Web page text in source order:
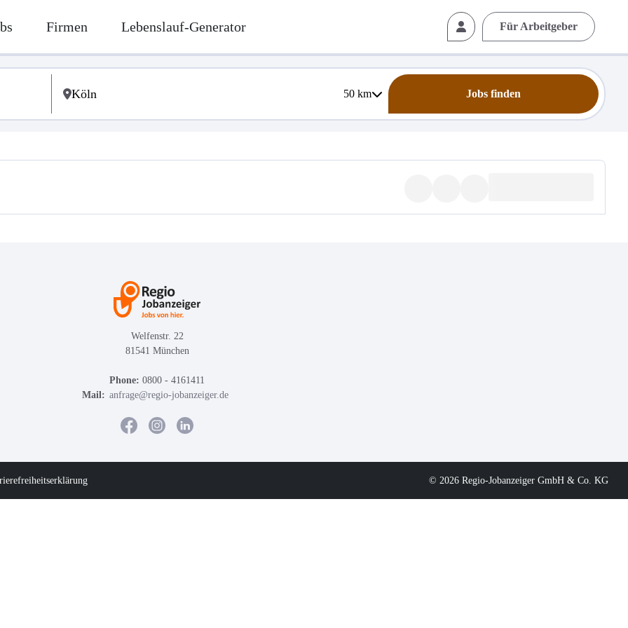
Firmen Lebenslauf-Generator Für Arbeitgeber
50km Jobs finden
Welfenstr. 22
81541 München
Phone: 0800 - 4161411
Mail: anfrage@regio-jobanzeiger.de
© 2026 Regio-Jobanzeiger GmbH & Co. KG